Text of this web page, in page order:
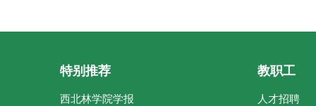
特别推荐
西北林学院学报
教职工
人才招聘